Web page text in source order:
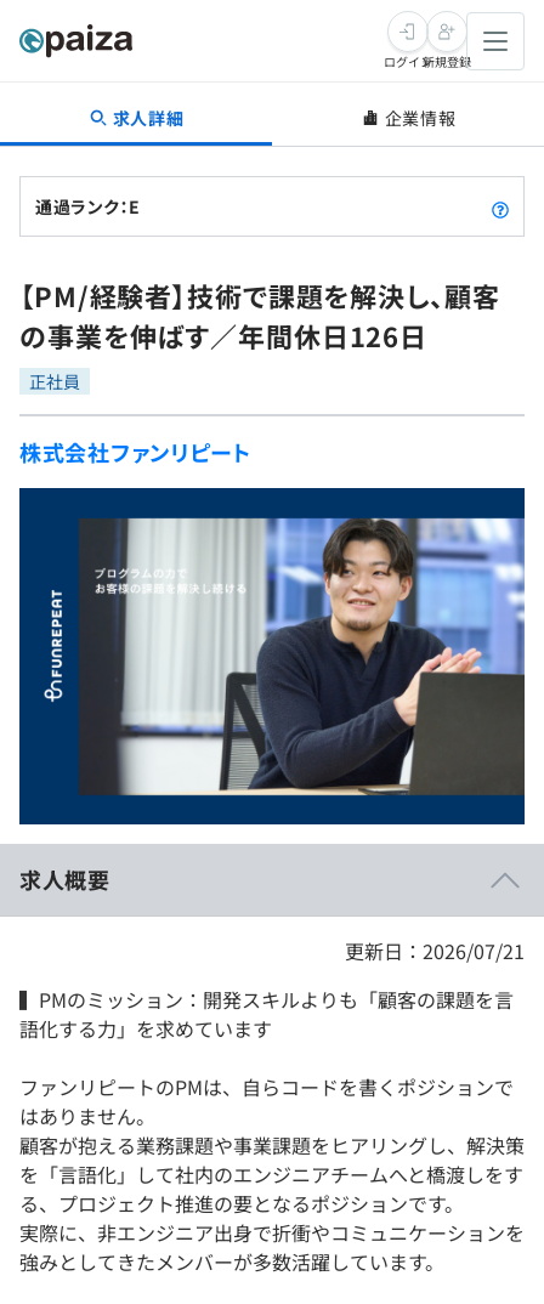
転職・キャリア
転職成功ガイド
転職エージェント
インタビュー
転職成功ガイド
新卒就活
求人検索
本選考
インターン
インタビュー
就活成功ガイド
学習
問題集
リファレンス
プラン
個人向けプラン
法人向けプラン
契約内容・クーポン
プログラミング言語
再チャレンジ結果一覧
ゲーム・マンガ
paiza times
note
ログイン新規登録
求人詳細 企業情報
通過ランク：E
【PM/経験者】技術で課題を解決し、顧客
の事業を伸ばす／年間休日126日
正社員
株式会社ファンリピート
求人概要
更新日：2026/07/21
▍PMのミッション：開発スキルよりも「顧客の課題を言
語化する力」を求めています
ファンリピートのPMは、自らコードを書くポジションで
はありません。
顧客が抱える業務課題や事業課題をヒアリングし、解決策
を「言語化」して社内のエンジニアチームへと橋渡しをす
る、プロジェクト推進の要となるポジションです。
実際に、非エンジニア出身で折衝やコミュニケーションを
強みとしてきたメンバーが多数活躍しています。